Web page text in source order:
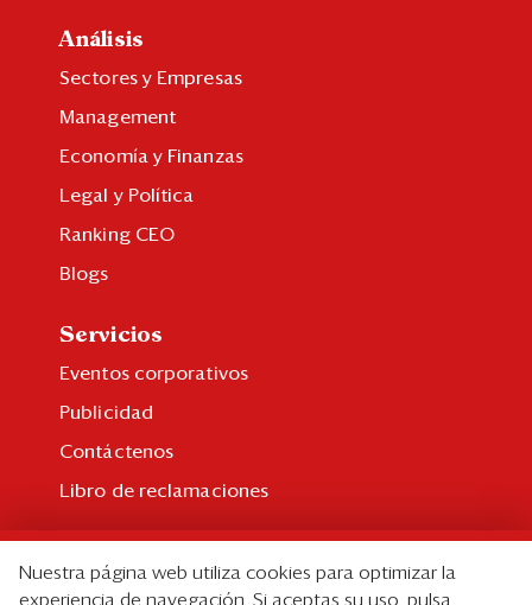
Análisis
Sectores y Empresas
Management
Economía y Finanzas
Legal y Política
Ranking CEO
Blogs
Servicios
Eventos corporativos
Publicidad
Contáctenos
Libro de reclamaciones
Suscripción individual
Nuestra página web utiliza cookies para optimizar la
experiencia de navegación. Si aceptas su uso, pulsa